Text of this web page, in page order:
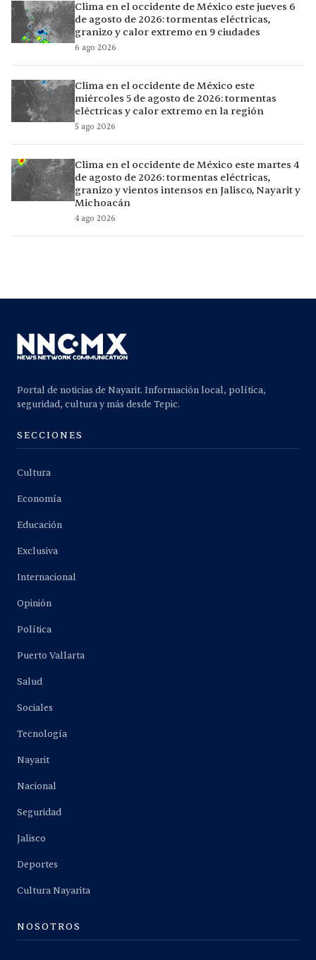
Clima en el occidente de México este jueves 6
de agosto de 2026: tormentas eléctricas,
granizo y calor extremo en 9 ciudades
6 ago 2026
Clima en el occidente de México este
miércoles 5 de agosto de 2026: tormentas
eléctricas y calor extremo en la región
5 ago 2026
Clima en el occidente de México este martes 4
de agosto de 2026: tormentas eléctricas,
granizo y vientos intensos en Jalisco, Nayarit y
Michoacán
4 ago 2026
Portal de noticias de Nayarit. Información local, política,
seguridad, cultura y más desde Tepic.
SECCIONES
Cultura
Economía
Educación
Exclusiva
Internacional
Opinión
Política
Puerto Vallarta
Salud
Sociales
Tecnología
Nayarit
Nacional
Seguridad
Jalisco
Deportes
Cultura Nayarita
NOSOTROS